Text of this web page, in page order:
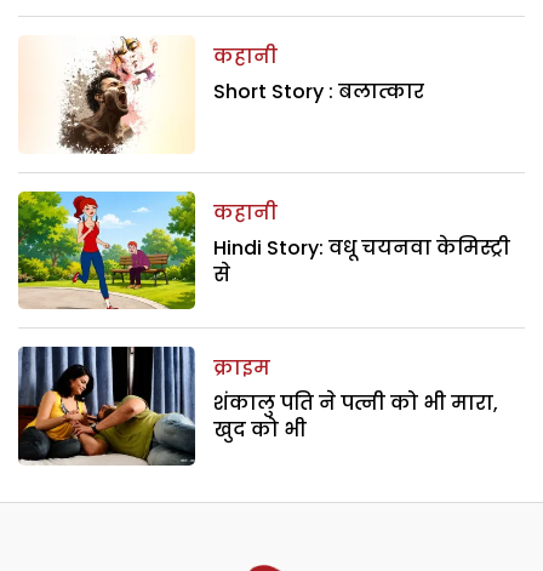
कहानी
Short Story : बलात्कार
कहानी
Hindi Story: वधू चयनवा केमिस्ट्री
से
क्राइम
शंकालु पति ने पत्नी को भी मारा,
खुद को भी